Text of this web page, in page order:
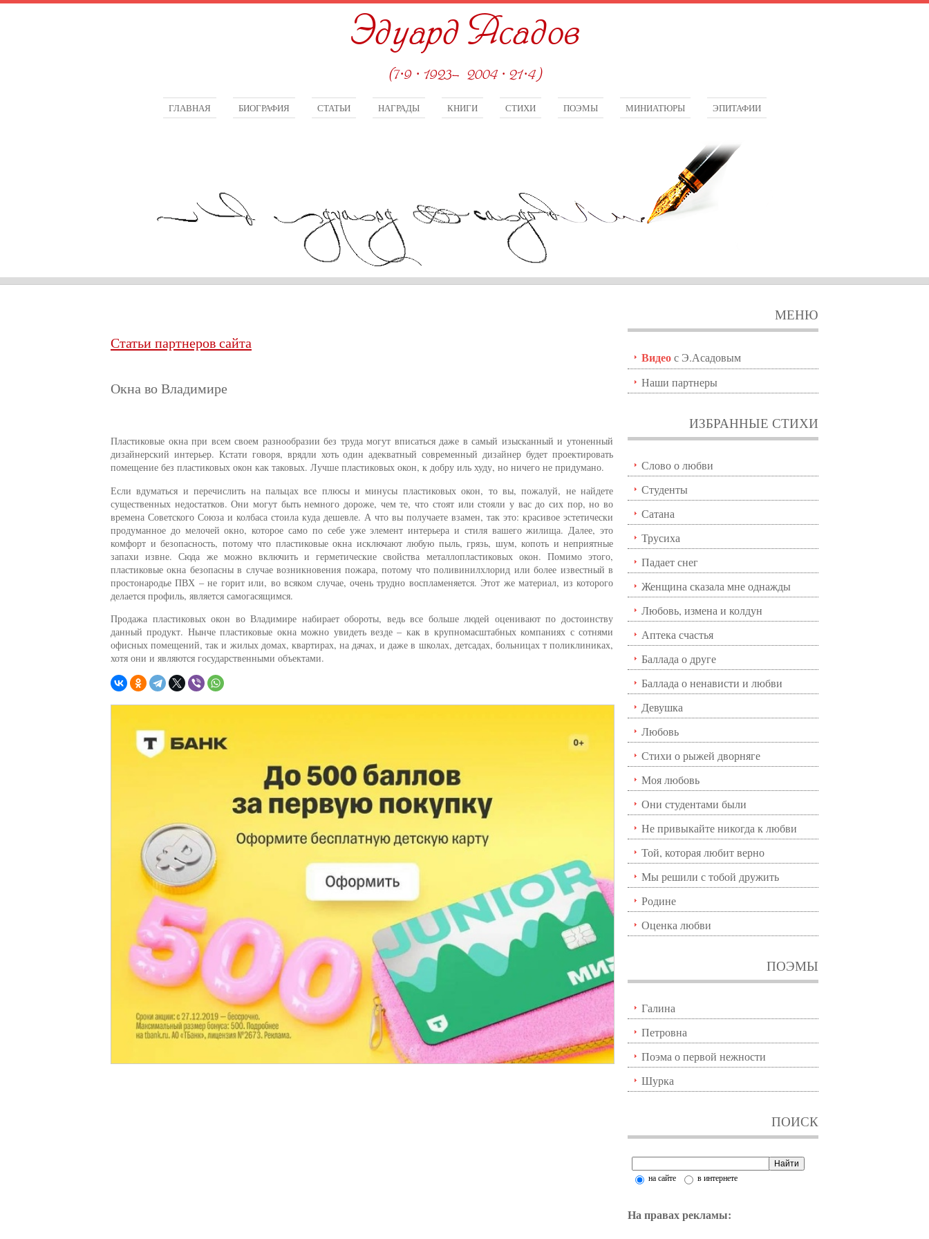
Эдуард Асадов
(7·9 · 1923—2004 · 21·4)
ГЛАВНАЯ БИОГРАФИЯ СТАТЬИ НАГРАДЫ КНИГИ СТИХИ ПОЭМЫ МИНИАТЮРЫ ЭПИТАФИИ
МЕНЮ
Видеос Э.Асадовым
Наши партнеры
ИЗБРАННЫЕ СТИХИ
Слово о любви
Студенты
Сатана
Трусиха
Падает снег
Женщина сказала мне однажды
Любовь, измена и колдун
Аптека счастья
Баллада о друге
Баллада о ненависти и любви
Девушка
Любовь
Стихи о рыжей дворняге
Моя любовь
Они студентами были
Не привыкайте никогда к любви
Той, которая любит верно
Мы решили с тобой дружить
Родине
Оценка любви
ПОЭМЫ
Галина
Петровна
Поэма о первой нежности
Шурка
ПОИСК
на сайте в интернете
На правах рекламы:
Статьи партнеров сайта
Окна во Владимире
Пластиковые окна при всем своем разнообразии без труда могут вписаться даже в самый изысканный и утоненный
дизайнерский интерьер. Кстати говоря, врядли хоть один адекватный современный дизайнер будет проектировать
помещение без пластиковых окон как таковых. Лучше пластиковых окон, к добру иль худу, но ничего не придумано.
Если вдуматься и перечислить на пальцах все плюсы и минусы пластиковых окон, то вы, пожалуй, не найдете
существенных недостатков. Они могут быть немного дороже, чем те, что стоят или стояли у вас до сих пор, но во
времена Советского Союза и колбаса стоила куда дешевле. А что вы получаете взамен, так это: красивое эстетически
продуманное до мелочей окно, которое само по себе уже элемент интерьера и стиля вашего жилища. Далее, это
комфорт и безопасность, потому что пластиковые окна исключают любую пыль, грязь, шум, копоть и неприятные
запахи извне. Сюда же можно включить и герметические свойства металлопластиковых окон. Помимо этого,
пластиковые окна безопасны в случае возникновения пожара, потому что поливинилхлорид или более известный в
простонародье ПВХ – не горит или, во всяком случае, очень трудно воспламеняется. Этот же материал, из которого
делается профиль, является самогасящимся.
Продажа пластиковых окон во Владимире набирает обороты, ведь все больше людей оценивают по достоинству
данный продукт. Нынче пластиковые окна можно увидеть везде – как в крупномасштабных компаниях с сотнями
офисных помещений, так и жилых домах, квартирах, на дачах, и даже в школах, детсадах, больницах т поликлиниках,
хотя они и являются государственными объектами.